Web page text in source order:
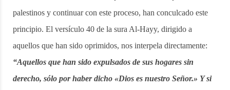
palestinos y continuar con este proceso, han conculcado este
principio. El versículo 40 de la sura Al-Hayy, dirigido a
aquellos que han sido oprimidos, nos interpela directamente:
“Aquellos que han sido expulsados de sus hogares sin
derecho, sólo por haber dicho «Dios es nuestro Señor.» Y si